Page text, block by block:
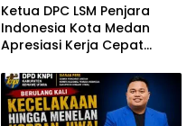
Ketua DPC LSM Penjara
Indonesia Kota Medan
Apresiasi Kerja Cepat
Ungkap Kasus Dugaan
Pemerasan